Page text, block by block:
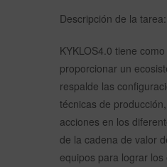
Descripción de la tarea:
KYKLOS4.0 tiene
proporcionar un
respalde las
técnicas de
acciones en los
de la cadena de valor
equipos para lograr los